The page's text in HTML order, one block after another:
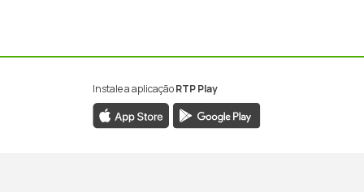
Instale a aplicaçãoRTP Play